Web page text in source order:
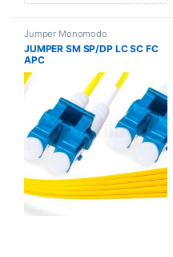
Jumper Monomodo
JUMPER SM SP/DP LC SC FC
APC